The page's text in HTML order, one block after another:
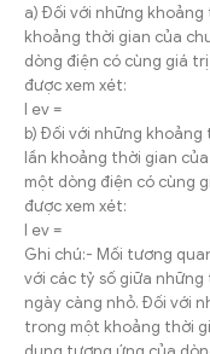
a) Đối với những khoảng
khoảng thời gian của
dòng điện có cùng giá
được xem xét:
I ev =
b) Đối với những khoảng
lần khoảng thời gian
một dòng điện có cùng
được xem xét:
I ev =
Ghi chú:- Mối tương
với các tỷ số giữa
ngày càng nhỏ. Đối với
trong một khoảng thời